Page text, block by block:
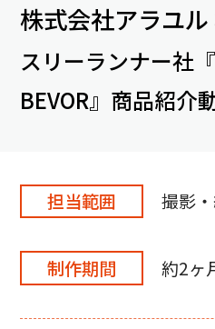
株式会社アラユル
スリーランナー社
BEVOR』商品紹介
担当範囲 撮影
制作期間 約2ヶ